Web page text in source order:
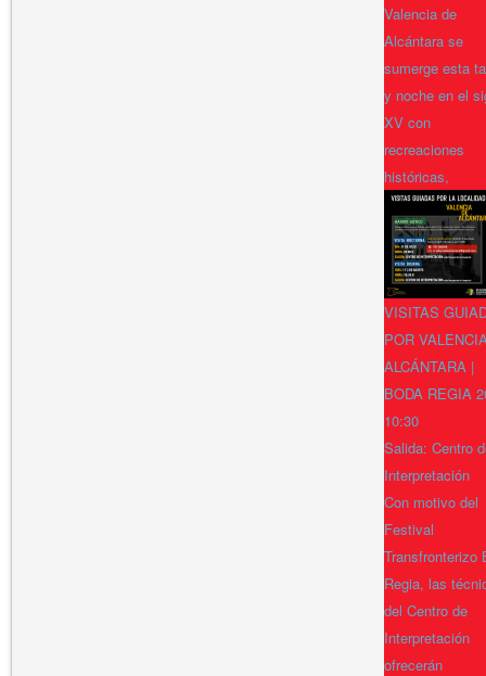
Valencia de
Alcántara se
sumerge esta
y noche en el
XV con
recreaciones
históricas,
VISITAS
POR
ALCÁNTARA |
BODA REGIA
10:30
Salida: Centro
Interpretación
Con motivo del
Festival
Transfronterizo
Regia, las
del Centro de
Interpretación
ofrecerán